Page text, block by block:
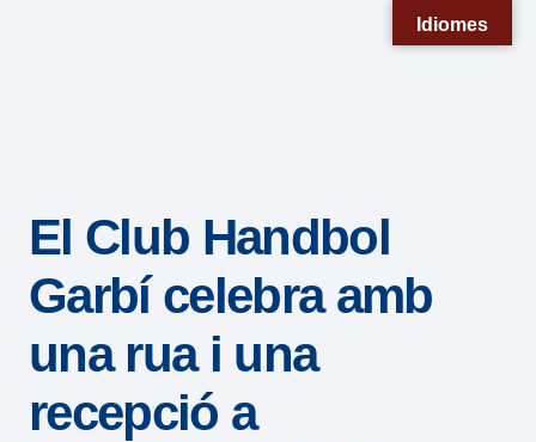
sistema
accesibilidad.
El Club Handbol
Garbí celebra amb
una rua i una
recepció a
Idiomes